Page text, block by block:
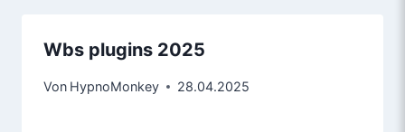
Wbs plugins 2025
Von HypnoMonkey 28.04.2025